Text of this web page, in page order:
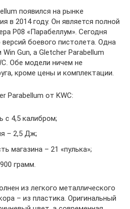
появился на рынке
в 2014 году. Он является полной
Р08 «Парабеллум». Сегодня
боевого пистолета. Одна
Gun, а Gletcher Parabellum
Обе модели ничем не
кроме цены и комплектации.
Parabellum от KWC:
с 4,5 калибром;
– 2,5 Дж;
магазина – 21 «пулька»;
грамм.
из легкого металлического
– из пластика. Оригинальный